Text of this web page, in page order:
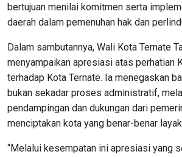
bertujuan menilai komitmen serta
daerah dalam pemenuhan hak dan
Dalam sambutannya, Wali Kota Ternate
menyampaikan apresiasi atas perhatian
terhadap Kota Ternate. Ia menegaskan
bukan sekadar proses administratif,
pendampingan dan dukungan dari
menciptakan kota yang benar-benar
“Melalui kesempatan ini apresiasi yang